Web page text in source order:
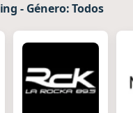
- Género: Todos